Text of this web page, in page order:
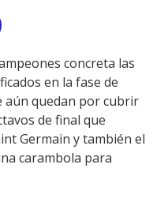
Link
concreta las
en la fase de
aún quedan por cubrir
de final que
Germain y también el
carambola para